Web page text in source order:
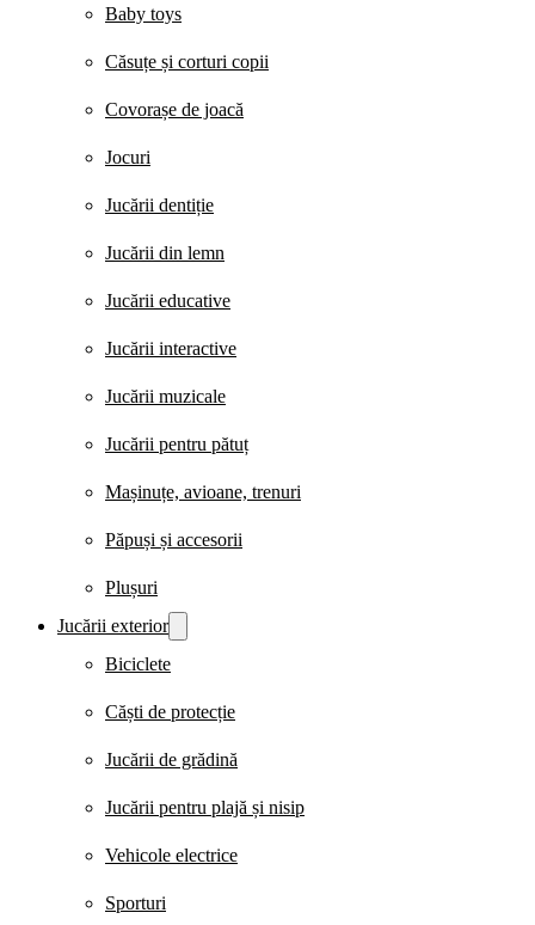
Baby toys
Căsuțe și corturi copii
Covorașe de joacă
Jocuri
Jucării dentiție
Jucării din lemn
Jucării educative
Jucării interactive
Jucării muzicale
Jucării pentru pătuț
Mașinuțe, avioane, trenuri
Păpuși și accesorii
Plușuri
Jucării exterior
Biciclete
Căști de protecție
Jucării de grădină
Jucării pentru plajă și nisip
Vehicole electrice
Sporturi